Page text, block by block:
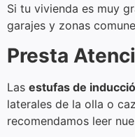
Si tu vivienda es muy
garajes y zonas
Presta
Las estufas de
laterales de la olla o
recomendamos leer